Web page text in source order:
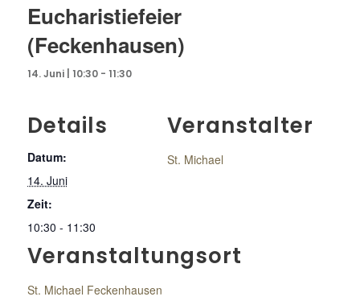
Eucharistiefeier
(Feckenhausen)
14. Juni | 10:30- 11:30
Details
Datum:
14. Juni
Zeit:
10:30 - 11:30
Veranstaltungsort
St. Michael Feckenhausen
Veranstalter
St. Michael